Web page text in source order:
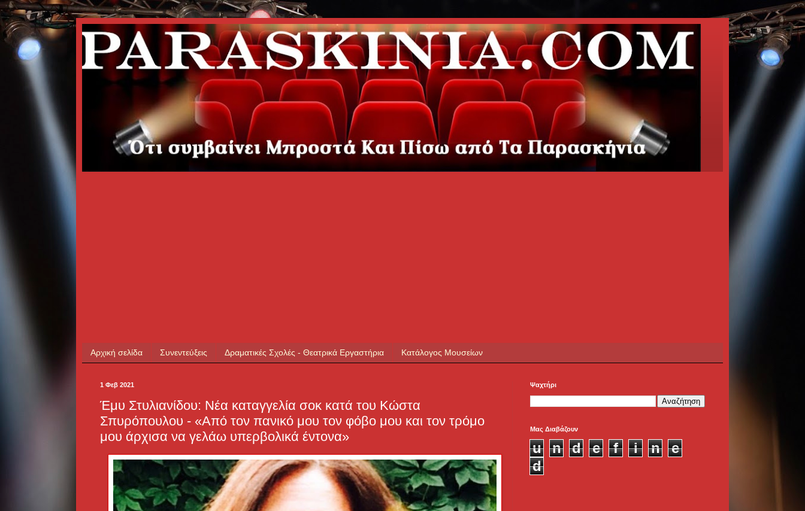
Αρχική σελίδα Συνεντεύξεις Δραματικές Σχολές - Θεατρικά Εργαστήρια Κατάλογος Μουσείων
1 Φεβ 2021
Έμυ Στυλιανίδου: Νέα καταγγελία σοκ κατά του Κώστα
Σπυρόπουλου - «Από τον πανικό μου τον φόβο μου και τον τρόμο
μου άρχισα να γελάω υπερβολικά έντονα»
Ψαχτήρι
Μας Διαβάζουν
u n d e f i n
e
d